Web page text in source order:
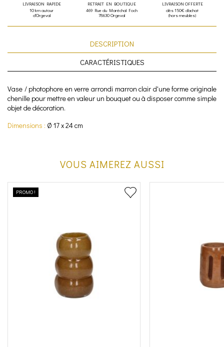
LIVRAISON RAPIDE
10 km autour
d'Orgeval
RETRAIT EN BOUTIQUE
469 Rue du Maréchal Foch
78630 Orgeval
LIVRAISON OFFERTE
dès 150€ d'achat
(hors meubles)
DESCRIPTION
CARACTÉRISTIQUES
Vase / photophore en verre arrondi marron clair d'une forme originale
chenille pour mettre en valeur un bouquet ou à disposer comme simple
objet de décoration.
Dimensions : Ø 17 x 24 cm
VOUS AIMEREZ AUSSI
PROMO !